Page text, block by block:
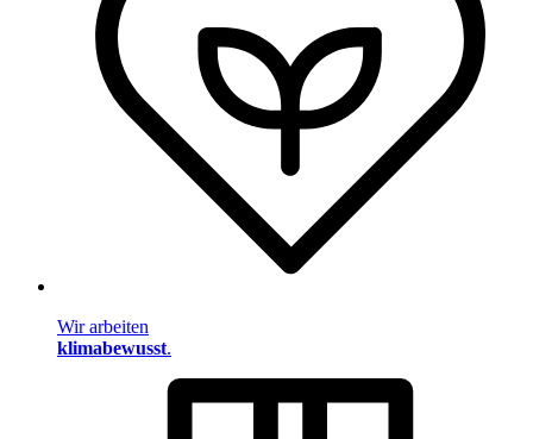
Wir arbeiten
klimabewusst.